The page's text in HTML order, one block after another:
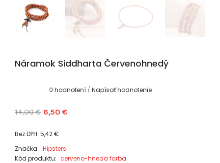
Náramok Siddharta Červenohnedý
0 hodnotení / Napísať hodnotenie
14,00 € 6,50 €
Bez DPH: 5,42 €
Značka: Hipsters
Kód produktu: cerveno-hneda farba